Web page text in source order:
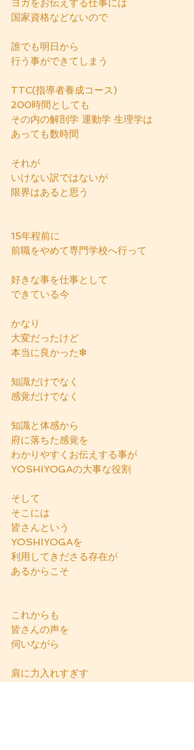
ヨガをお伝えする仕事には
国家資格などないので
誰でも明日から
行う事ができてしまう
TTC(指導者養成コース)
200時間としても
その内の解剖学 運動学 生理学は
あっても数時間
それが
いけない訳ではないが
限界はあると思う
15年程前に
前職をやめて専門学校へ行って
好きな事を仕事として
できている今
かなり
大変だったけど
本当に良かった❇
知識だけでなく
感覚だけでなく
知識と体感から
府に落ちた感覚を
わかりやすくお伝えする事が
YOSHIYOGAの大事な役割
そして
そこには
皆さんという
YOSHIYOGAを
利用してきださる存在が
あるからこそ
これからも
皆さんの声を
伺いながら
肩に力入れすぎす